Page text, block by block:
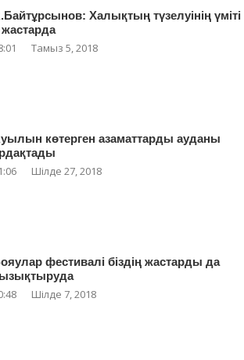
Халықтың түзелуінің үміті
жастарда
Тамыз 5, 2018
көтерген азаматтарды ауданы
Шілде 27, 2018
фестивалі біздің жастарды да
Шілде 7, 2018